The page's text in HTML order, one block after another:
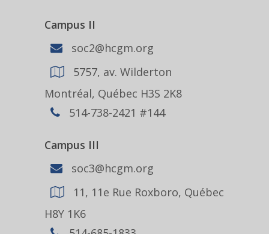
Campus II
soc2@hcgm.org
5757, av. Wilderton
Montréal, Québec H3S 2K8
514-738-2421 #144
Campus III
soc3@hcgm.org
11, 11e Rue Roxboro, Québec
H8Y 1K6